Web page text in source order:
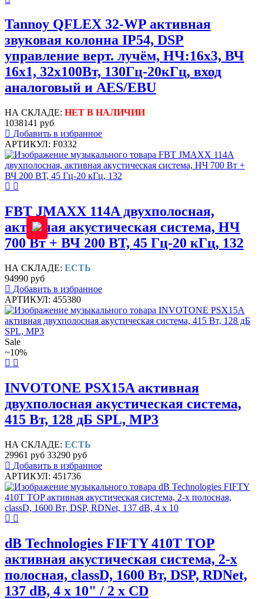
Tannoy QFLEX 32-WP активная
звуковая колонна IP54, DSP
управление верт. лучём, НЧ:16х3, ВЧ
16x1, 32х100Вт, 130Гц-20кГц, вход
аналоговый и AES/EBU
НА СКЛАДЕ: НЕТ В НАЛИЧИИ
1038141 руб
Добавить в избранное
АРТИКУЛ: F0332
FBT JMAXX 114A двухполосная,
активная акустическая система, НЧ
700 Вт + ВЧ 200 ВТ, 45 Гц-20 кГц, 132
НА СКЛАДЕ: ЕСТЬ
94990 руб
Добавить в избранное
АРТИКУЛ: 455380
Sale
~10%
INVOTONE PSX15A активная
двухполосная акустическая система,
415 Вт, 128 дБ SPL, MP3
НА СКЛАДЕ: ЕСТЬ
29961 руб 33290 руб
Добавить в избранное
АРТИКУЛ: 451736
dB Technologies FIFTY 410T TOP
активная акустическая система, 2-х
полосная, classD, 1600 Вт, DSP, RDNet,
137 dB, 4 х 10" / 2 х CD